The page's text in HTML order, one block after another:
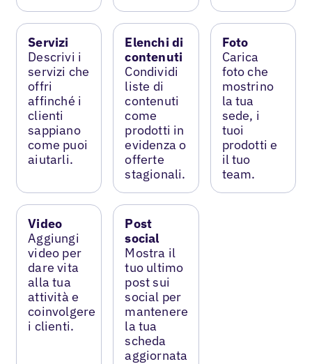
Servizi
Descrivi i
servizi che
offri
affinché i
clienti
sappiano
come puoi
aiutarli.
Elenchi di
contenuti
Condividi
liste di
contenuti
come
prodotti in
evidenza o
offerte
stagionali.
Foto
Carica
foto che
mostrino
la tua
sede, i
tuoi
prodotti e
il tuo
team.
Video
Aggiungi
video per
dare vita
alla tua
attività e
coinvolgere
i clienti.
Post
social
Mostra il
tuo ultimo
post sui
social per
mantenere
la tua
scheda
aggiornata